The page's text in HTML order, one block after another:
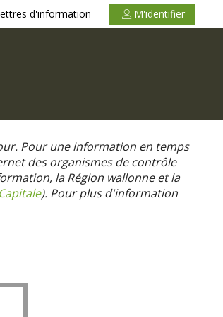
d'information M'identifier
Pour une information en temps
des organismes de contrôle
la Région wallonne et la
). Pour plus d'information